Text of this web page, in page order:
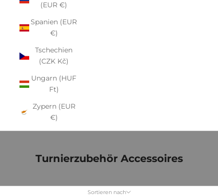
(EUR €)
Spanien (EUR
€)
Tschechien
(CZK Kč)
Ungarn (HUF
Ft)
Zypern (EUR
€)
Turnierzubehör Accessoires
Sortieren nach